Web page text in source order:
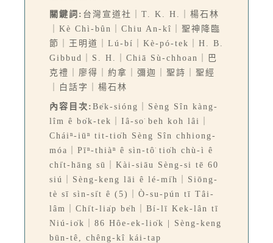
關鍵詞: 台灣宣道社｜T. K. H.｜楊石林
｜Kè Chì-bûn｜Chiu An-kî｜聖神降臨
節｜王明道｜Lú-bí｜Kè-pó-tek｜H. B.
Gibbud｜S. H.｜Chiā Sù-chhoan｜巴
克禮｜廖得｜約拿｜彌迦｜聖詩｜聖經
｜白話字｜楊石林
內容目次: Be̍k-sióng｜Sèng Sîn kàng-
lîm ê bo̍k-tek｜Iâ-so͘ beh koh lâi｜
Cháiⁿ-iūⁿ tit-tio̍h Sèng Sîn chhiong-
móa｜Pīⁿ-thiàⁿ ê sìn-tô͘ tio̍h chù-ì ê
chi̍t-hāng sū｜Kài-siāu Sèng-si tē 60
siú｜Sèng-keng lāi ê lé-mi̍h｜Siōng-
tè sī sìn-si̍t ê (5)｜Ò-su-pún tī Tâi-
lâm｜Chi̍t-lia̍p be̍h｜Bí-lī Kek-lân tī
Niú-io̍k｜86 Hôe-ek-lio̍k | Sèng-keng
būn-tê, chêng-kî kái-tap